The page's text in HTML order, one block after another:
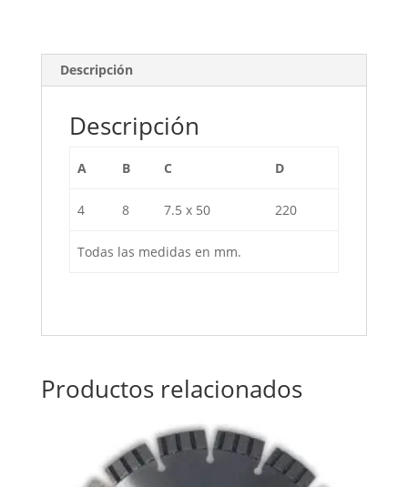
Descripción
Descripción
A B C D
4 8 7.5 x 50 220
Todas las medidas en mm.
Productos relacionados